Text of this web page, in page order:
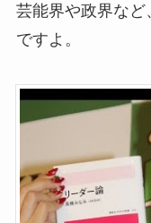
芸能界や政界な
ですよ。